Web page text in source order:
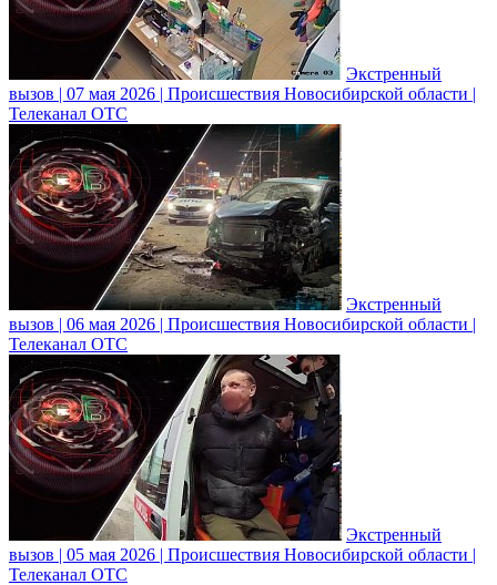
Экстренный
вызов | 07 мая 2026 | Происшествия Новосибирской области |
Телеканал ОТС
Экстренный
вызов | 06 мая 2026 | Происшествия Новосибирской области |
Телеканал ОТС
Экстренный
вызов | 05 мая 2026 | Происшествия Новосибирской области |
Телеканал ОТС